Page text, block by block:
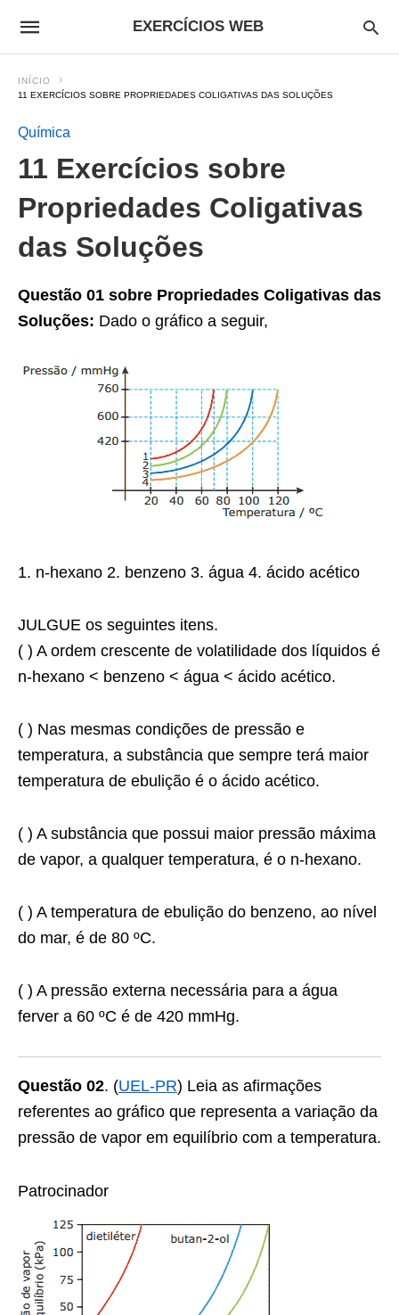
EXERCÍCIOS WEB
INÍCIO
11 EXERCÍCIOS SOBRE PROPRIEDADES COLIGATIVAS DAS SOLUÇÕES
Química
11 Exercícios sobre
Propriedades Coligativas
das Soluções
Questão 01 sobre Propriedades Coligativas das
Soluções: Dado o gráfico a seguir,
1. n-hexano 2. benzeno 3. água 4. ácido acético
JULGUE os seguintes itens.
( ) A ordem crescente de volatilidade dos líquidos é
n-hexano < benzeno < água < ácido acético.
( ) Nas mesmas condições de pressão e
temperatura, a substância que sempre terá maior
temperatura de ebulição é o ácido acético.
( ) A substância que possui maior pressão máxima
de vapor, a qualquer temperatura, é o n-hexano.
( ) A temperatura de ebulição do benzeno, ao nível
do mar, é de 80 ºC.
( ) A pressão externa necessária para a água
ferver a 60 ºC é de 420 mmHg.
Questão 02. (UEL-PR) Leia as afirmações
referentes ao gráfico que representa a variação da
pressão de vapor em equilíbrio com a temperatura.
Patrocinador